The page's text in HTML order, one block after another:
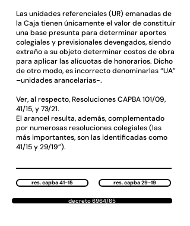
Las unidades referenciales (UR) emanadas de
la Caja tienen únicamente el valor de constituir
una base presunta para determinar aportes
colegiales y previsionales devengados, siendo
extraño a su objeto determinar costos de obra
para aplicar las alícuotas de honorarios. Dicho
de otro modo, es incorrecto denominarlas “UA”
–unidades arancelarias-.
Ver, al respecto, Resoluciones CAPBA 101/09,
41/15, y 73/21.
El arancel resulta, además, complementado
por numerosas resoluciones colegiales (las
más importantes, son las identificadas como
41/15 y 29/19”).
res. capba 41-15 res. capba 29-19
decreto 6964/65